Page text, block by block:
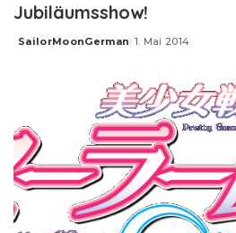
Jubiläumsshow!
Posted
SailorMoonGerman 1. Mai 2014